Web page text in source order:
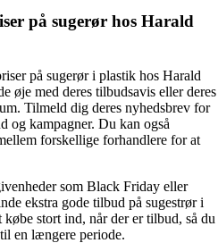
på sugerør hos Harald
på sugerør i plastik hos Harald
øje med deres tilbudsavis eller deres
Tilmeld dig deres nyhedsbrev for
og kampagner. Du kan også
forskellige forhandlere for at
som Black Friday eller
ekstra gode tilbud på sugestrør i
stort ind, når der er tilbud, så du
en længere periode.